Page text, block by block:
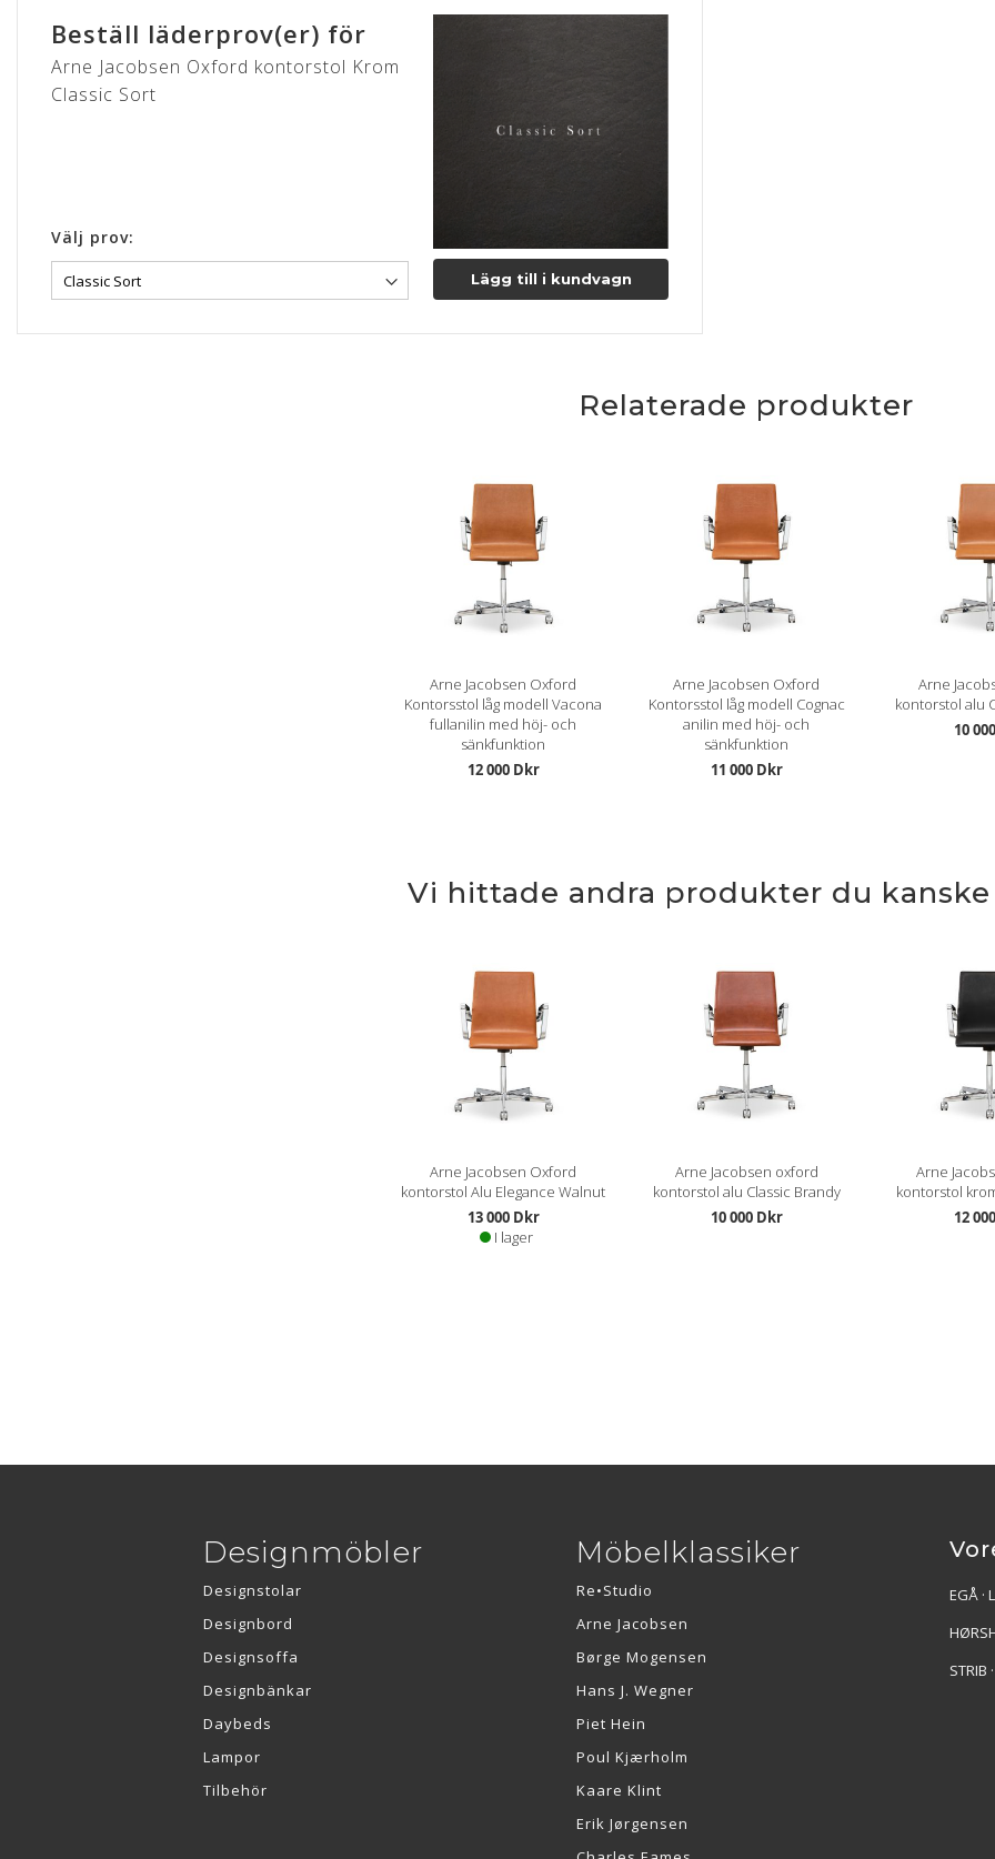
Beställ läderprov(er) för
Arne Jacobsen Oxford kontorstol Krom
Classic Sort
Välj prov:
Lägg till i kundvagn
Relaterade produkter
Arne Jacobsen Oxford
Kontorsstol låg modell Vacona
fullanilin med höj- och
sänkfunktion
12 000 Dkr
Arne Jacobsen Oxford
Kontorsstol låg modell Cognac
anilin med höj- och
sänkfunktion
11 000 Dkr
Arne
kontorstol alu
10
Vi hittade andra produkter du
Arne Jacobsen Oxford
kontorstol Alu Elegance Walnut
13 000 Dkr
I lager
Arne Jacobsen oxford
kontorstol alu Classic Brandy
10 000 Dkr
Arne
kontorstol
12
Designmöbler
Designstolar
Designbord
Designsoffa
Designbänkar
Daybeds
Lampor
Tilbehör
Möbelklassiker
Re•Studio
Arne Jacobsen
Børge Mogensen
Hans J. Wegner
Piet Hein
Poul Kjærholm
Kaare Klint
Erik Jørgensen
EGÅ